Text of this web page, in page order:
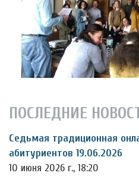
ПОСЛЕДНИЕ
Седьмая традиционная
абитуриентов 19.06.2026
10 июня 2026 г., 18:20